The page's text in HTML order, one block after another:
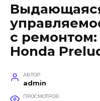
с
Honda
АВТОР
admin
ПРОСМОТРОВ